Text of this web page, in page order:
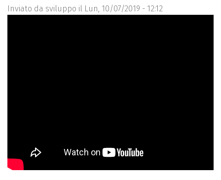
Inviato da sviluppo il Lun, 10/07/2019 - 12:12